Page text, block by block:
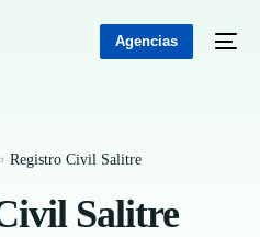
Agencias
Registro Civil Salitre
Salitre